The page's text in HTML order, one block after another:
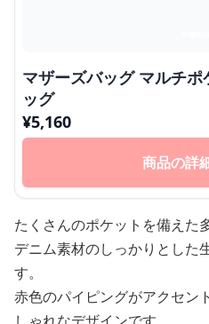
マザーズバッグ マルチ
ッグ
¥5,160
商品の詳
たくさんのポケットを備えた
デニム素材のしっかりとした
す。
赤色のパイピングがアクセン